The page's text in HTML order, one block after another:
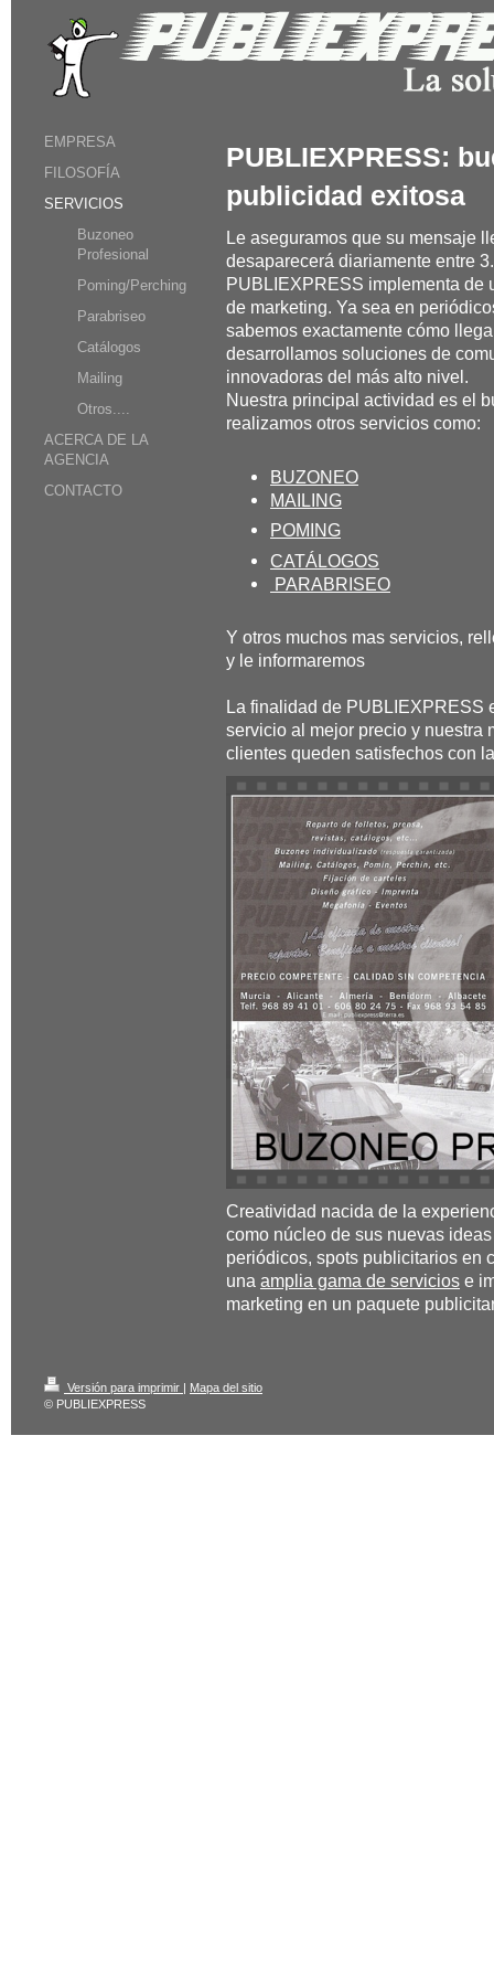
EMPRESA
FILOSOFÍA
SERVICIOS
Buzoneo
Profesional
Poming/Perching
Parabriseo
Catálogos
Mailing
Otros....
ACERCA DE LA
AGENCIA
CONTACTO
PUBLIEXPRESS:
publicidad exitosa
Le aseguramos que su mensaje
desaparecerá diariamente entre
PUBLIEXPRESS implementa de
de marketing. Ya sea en
sabemos exactamente cómo
desarrollamos soluciones de
innovadoras del más alto nivel.
Nuestra principal actividad es el
realizamos otros servicios como:
BUZONEO
MAILING
POMING
CATÁLOGOS
PARABRISEO
Y otros muchos mas servicios,
y le informaremos
La finalidad de PUBLIEXPRESS
servicio al mejor precio y nuestra
clientes queden satisfechos con
Creatividad nacida de la
como núcleo de sus nuevas
periódicos, spots publicitarios en
una amplia gama de servicios e
marketing en un paquete
Versión para imprimir | Mapa del sitio
© PUBLIEXPRESS